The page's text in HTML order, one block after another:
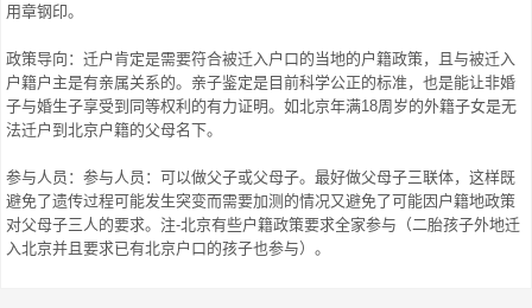
用章钢印。
政策导向：迁户肯定是需要符合被迁入户口的当地的户籍政策，且与被迁入
户籍户主是有亲属关系的。亲子鉴定是目前科学公正的标准，也是能让非婚
子与婚生子享受到同等权利的有力证明。如北京年满18周岁的外籍子女是无
法迁户到北京户籍的父母名下。
参与人员：参与人员：可以做父子或父母子。最好做父母子三联体，这样既
避免了遗传过程可能发生突变而需要加测的情况又避免了可能因户籍地政策
对父母子三人的要求。注-北京有些户籍政策要求全家参与（二胎孩子外地迁
入北京并且要求已有北京户口的孩子也参与）。